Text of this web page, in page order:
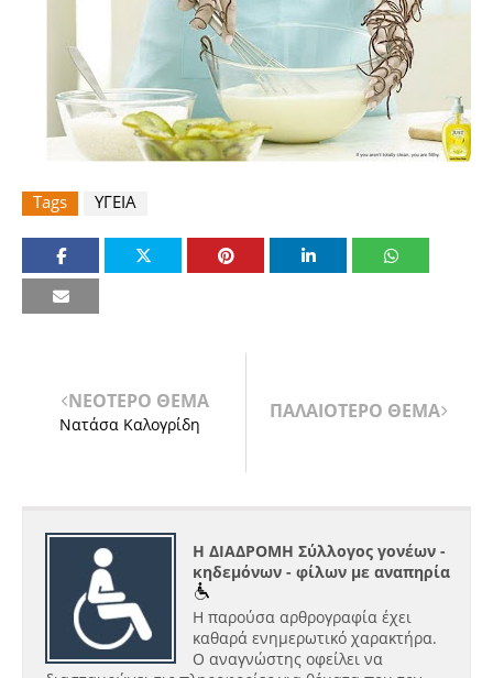
Tags ΥΓΕΙΑ
ΝΕΟΤΕΡΟ ΘΕΜΑ
Νατάσα Καλογρίδη
ΠΑΛΑΙΟΤΕΡΟ ΘΕΜΑ
Η ΔΙΑΔΡΟΜΗ Σύλλογος γονέων -
κηδεμόνων - φίλων με αναπηρία
Η παρούσα αρθρογραφία έχει
καθαρά ενημερωτικό χαρακτήρα.
Ο αναγνώστης οφείλει να